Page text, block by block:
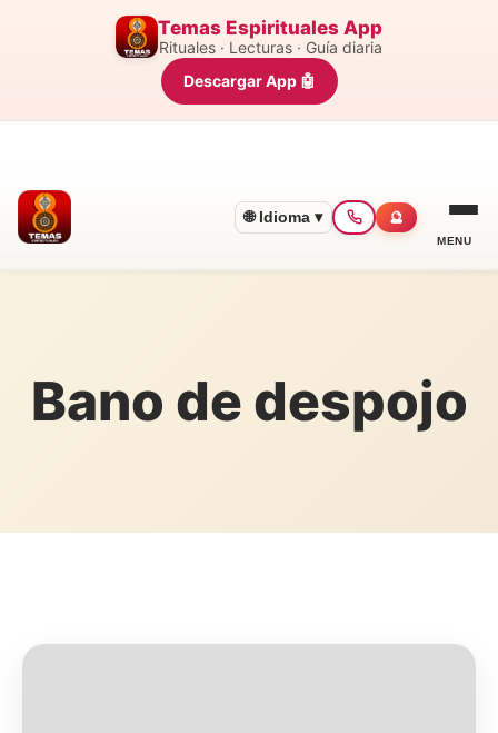
Temas Espirituales App
Rituales · Lecturas · Guía diaria
Descargar App 🤖
🌐 Idioma ▾ 🔮
MENU
Bano de despojo